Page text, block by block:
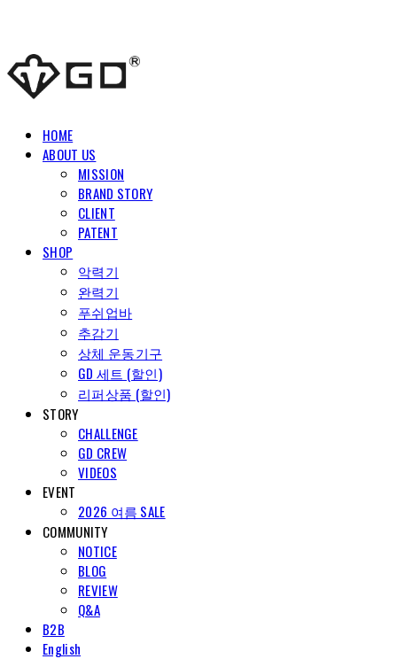
HOME
ABOUT US
MISSION
BRAND STORY
CLIENT
PATENT
SHOP
악력기
완력기
푸쉬업바
추감기
상체 운동기구
GD 세트 (할인)
리퍼상품 (할인)
STORY
CHALLENGE
GD CREW
VIDEOS
EVENT
2026 여름 SALE
COMMUNITY
NOTICE
BLOG
REVIEW
Q&A
B2B
English